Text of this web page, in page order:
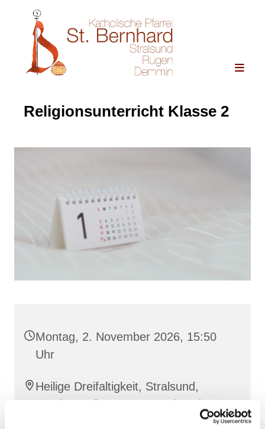
Religionsunterricht Klasse 2
Montag, 2. November 2026, 15:50
Uhr
Heilige Dreifaltigkeit, Stralsund,
Frankenwall 7, 18439 Stralsund